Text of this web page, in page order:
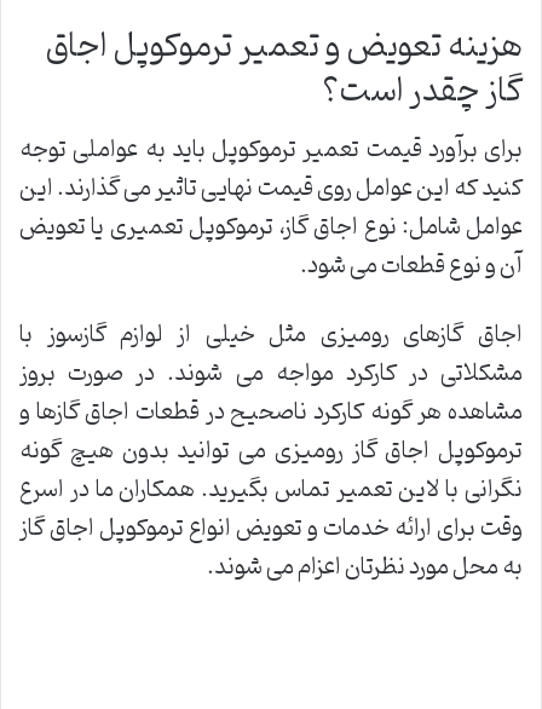
هزینه تعویض و تعمیر ترموکوپل اجاق
گاز چقدر است؟
برای برآورد قیمت تعمیر ترموکوپل باید به عواملی توجه
کنید که این عوامل روی قیمت نهایی تاثیر می گذارند. این
عوامل شامل: نوع اجاق گاز، ترموکوپل تعمیری یا تعویض
آن و نوع قطعات می شود.
اجاق گازهای رومیزی مثل خیلی از لوازم گازسوز با
مشکلاتی در کارکرد مواجه می شوند. در صورت بروز
مشاهده هر گونه کارکرد ناصحیح در قطعات اجاق گازها و
ترموکوپل اجاق گاز رومیزی می توانید بدون هیچ گونه
نگرانی با لاین تعمیر تماس بگیرید. همکاران ما در اسرع
وقت برای ارائه خدمات و تعویض انواع ترموکوپل اجاق گاز
به محل مورد نظرتان اعزام می شوند.